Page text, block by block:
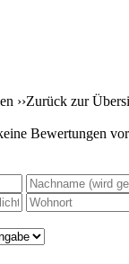
››Zurück zur
Bewertungen